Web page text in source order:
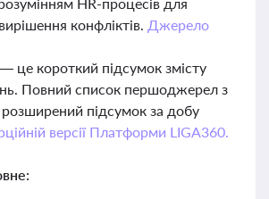
конфліктів. Джерело
це короткий підсумок змісту
Повний список першоджерел з
підсумок за добу
версії Платформи LIGA360.